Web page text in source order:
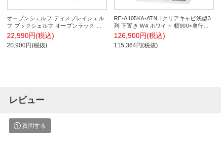
オープンシェルフ ディスプレイシェル
フ ブックシェルフ オープンラック 収
納棚 リビング収納 木製 本棚 幅1100×
奥行398×高さ810mm RURUS(ルルス)
RUR85-110S
22,990円(税込)
20,900円(税抜)
RE-A105KA-ATN | クリアキャビ浅型3
列 下置き W4 ホワイト 幅900×奥行
400×高さ1050mm プラス(PLUS) クリ
アケース キャビネット A4 収納ケース
書類整理棚 オフィス収納
126,900円(税込)
115,364円(税抜)
レビュー
質問する